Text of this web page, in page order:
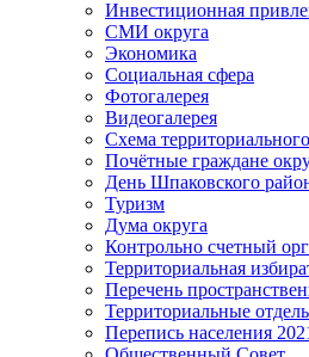
Инвестиционная
СМИ округа
Экономика
Социальная сфера
Фотогалерея
Видеогалерея
Схема
Почётные граждане
День Шпаковского
Туризм
Дума округа
Контрольно счетный
Территориальная
Перечень
Территориальные
Перепись населения